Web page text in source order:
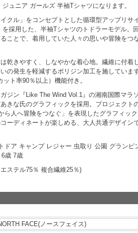
ュニア ガールズ 半袖Tシャツになります。
クル」をコンセプトとした循環型アップリサ
を採用した、半袖Tシャツのトドラーモデル。
ことで、着用していた人々の思いや冒険をつ
乾きやすく、しなやかな着心地。繊維に付着
の発生を軽減するポリジン加工を施していま
ット率90％以上）機能付き。
ジン『Like The Wind Vol.1』の湘南国際マラ
きな氏のグラフィックを採用。プロジェクト
ら人へ冒険をつなぐ」を表現したグラフィッ
ーディネートが楽しめる、大人共通デザインで
ドア キャンプ レジャー 虫取り 公園 グランピ
歳 7歳
ステル75％ 複合繊維25％)
FACE(ノースフェイス)